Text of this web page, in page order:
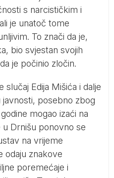
s narcističkim i
je unatoč tome
To znači da je,
bio svjestan svojih
je počinio zločin.
slučaj Edija Mišića i dalje
javnosti, posebno zbog
mogao izaći na
Drnišu ponovno se
na vrijeme
odaju znakove
poremećaje i